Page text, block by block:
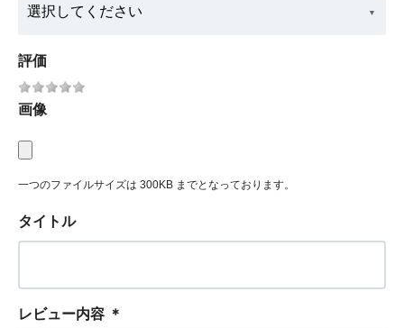
評価
画像
一つのファイルサイズは 300KB までとなっております。
タイトル
レビュー内容 ＊